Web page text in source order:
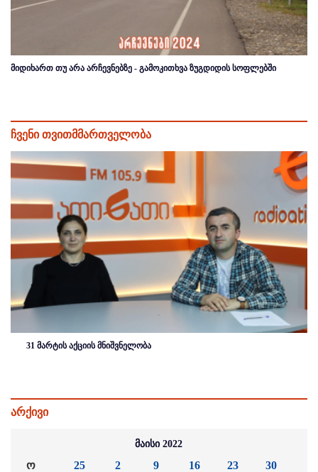
მიდიხართ თუ არა არჩევნებზე - გამოკითხვა ზუგდიდის სოფლებში
ჩვენი თვითმმართველობა
31 მარტის აქციის მნიშვნელობა
არქივი
მაისი 2022
ო 25 2 9 16 23 30